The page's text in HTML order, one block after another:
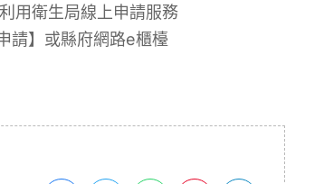
用衛生局線上申請服務
】或縣府網路e櫃檯